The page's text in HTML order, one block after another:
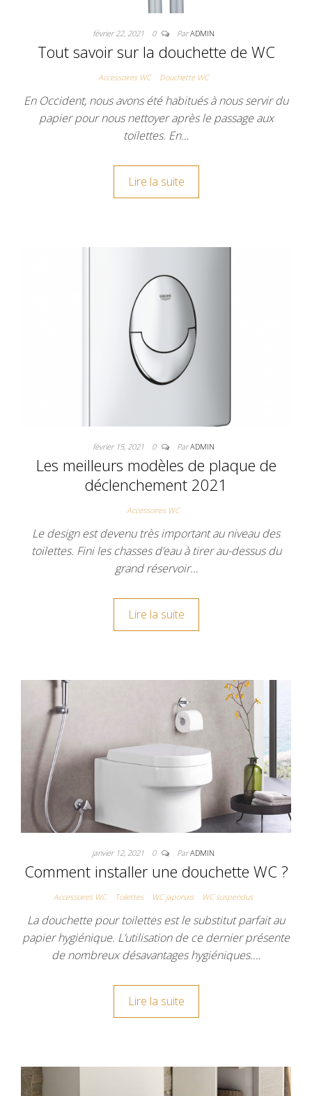
février 22, 2021 0 ParADMIN
Tout savoir sur la douchette de WC
Accessoires WC Douchette WC
En Occident, nous avons été habitués à nous servir du
papier pour nous nettoyer après le passage aux
toilettes. En…
Lire la suite
février 15, 2021 0 ParADMIN
Les meilleurs modèles de plaque de
déclenchement 2021
Accessoires WC
Le design est devenu très important au niveau des
toilettes. Fini les chasses d’eau à tirer au-dessus du
grand réservoir…
Lire la suite
janvier 12, 2021 0 ParADMIN
Comment installer une douchette WC ?
Accessoires WC Toilettes WC japonais WC suspendus
La douchette pour toilettes est le substitut parfait au
papier hygiénique. L’utilisation de ce dernier présente
de nombreux désavantages hygiéniques.…
Lire la suite